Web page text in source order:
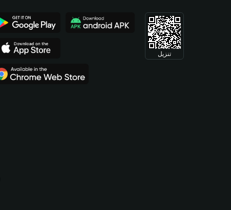
تنزيل